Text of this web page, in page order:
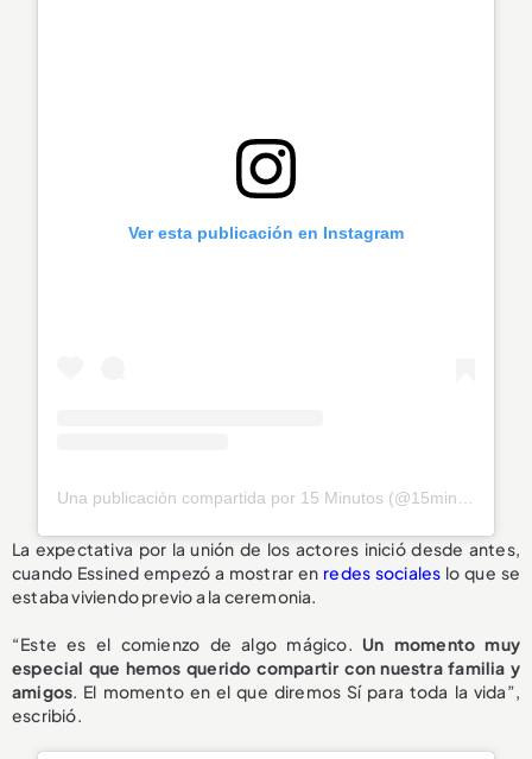
Ver esta publicación en Instagram
La expectativa por la unión de los actores inició desde antes,
cuando Essined empezó a mostrar en redes sociales lo que se
estaba viviendo previo a la ceremonia.
“Este es el comienzo de algo mágico. Un momento muy
especial que hemos querido compartir con nuestra familia y
amigos. El momento en el que diremos Sí para toda la vida”,
escribió.